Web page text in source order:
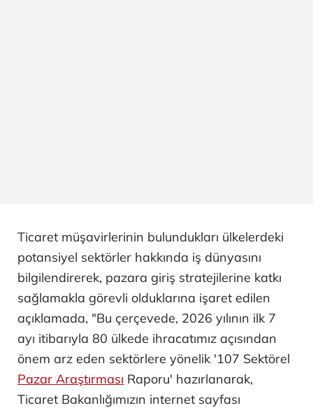
Ticaret müşavirlerinin bulundukları ülkelerdeki
potansiyel sektörler hakkında iş dünyasını
bilgilendirerek, pazara giriş stratejilerine katkı
sağlamakla görevli olduklarına işaret edilen
açıklamada, "Bu çerçevede, 2026 yılının ilk 7
ayı itibarıyla 80 ülkede ihracatımız açısından
önem arz eden sektörlere yönelik '107 Sektörel
Pazar Araştırması Raporu' hazırlanarak,
Ticaret Bakanlığımızın internet sayfası